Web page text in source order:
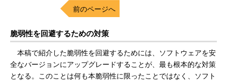
前のページへ
脆弱性を回避するための対策
本稿で紹介した脆弱性を回避するためには、ソフトウェアを安
全なバージョンにアップグレードすることが、最も根本的な対策
となる。このことは何も本脆弱性に限ったことではなく、ソフト